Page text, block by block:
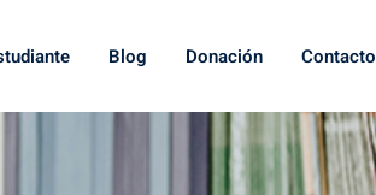
Blog Donación Contacto